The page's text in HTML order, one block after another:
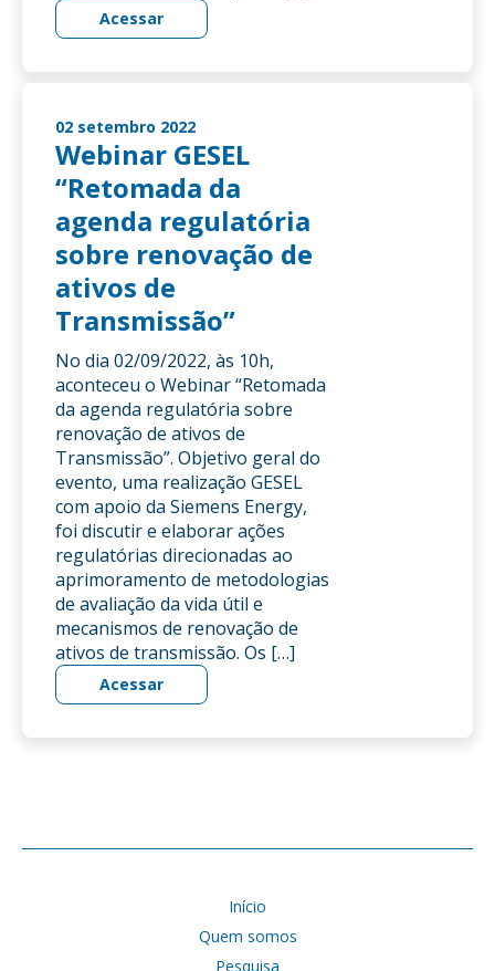
Acessar
02 setembro 2022
Webinar GESEL
“Retomada da
agenda regulatória
sobre renovação de
ativos de
Transmissão”
No dia 02/09/2022, às 10h,
aconteceu o Webinar “Retomada
da agenda regulatória sobre
renovação de ativos de
Transmissão”. Objetivo geral do
evento, uma realização GESEL
com apoio da Siemens Energy,
foi discutir e elaborar ações
regulatórias direcionadas ao
aprimoramento de metodologias
de avaliação da vida útil e
mecanismos de renovação de
ativos de transmissão. Os […]
Acessar
Início
Quem somos
Pesquisa